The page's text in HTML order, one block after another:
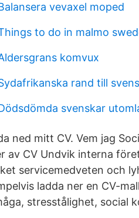
vevaxel moped
to do in malmo
komvux
rand till
svenskar
ned mitt CV. Vem jag
av CV Undvik interna
servicemedveten och
ladda ner en CV-
stresstålighet, social